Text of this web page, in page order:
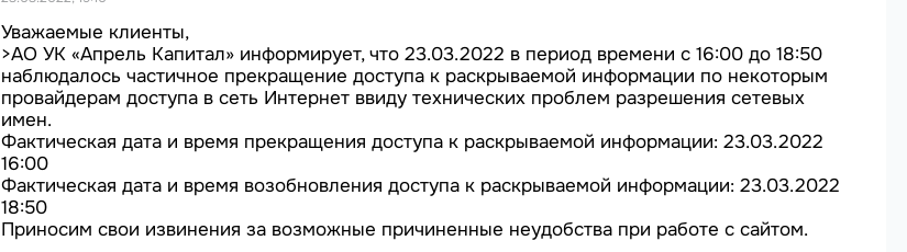
Уважаемые клиенты,
>АО УК «Апрель Капитал» информирует, что 23.03.2022 в период времени с 16:00 до 18:50
наблюдалось частичное прекращение доступа к раскрываемой информации по некоторым
провайдерам доступа в сеть Интернет ввиду технических проблем разрешения сетевых
имен.
Фактическая дата и время прекращения доступа к раскрываемой информации: 23.03.2022
16:00
Фактическая дата и время возобновления доступа к раскрываемой информации: 23.03.2022
18:50
Приносим свои извинения за возможные причиненные неудобства при работе с сайтом.